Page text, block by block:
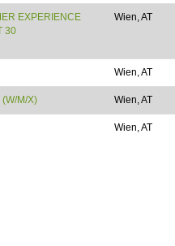
EXPERIENCE
30
Wien, AT
Wien, AT
M/X) Wien, AT
Wien, AT